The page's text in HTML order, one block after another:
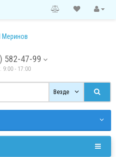
582-47-99
9:00 - 17:00
Везде